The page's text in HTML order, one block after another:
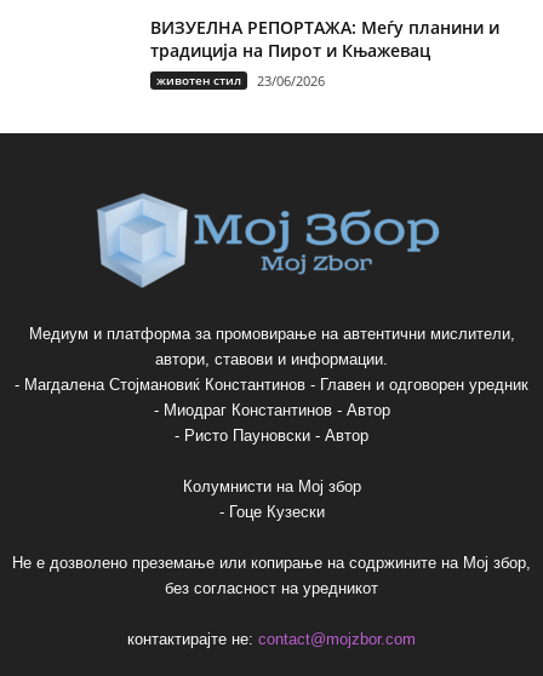
ВИЗУЕЛНА РЕПОРТАЖА: Меѓу планини и
традиција на Пирот и Књажевац
животен стил 23/06/2026
Медиум и платформа за промовирање на автентични мислители,
автори, ставови и информации.
- Магдалена Стојмановиќ Константинов - Главен и одговорен уредник
- Миодраг Константинов - Автор
- Ристо Пауновски - Автор
Колумнисти на Мој збор
- Гоце Кузески
Не е дозволено преземање или копирање на содржините на Мој збор,
без согласност на уредникот
контактирајте не: contact@mojzbor.com